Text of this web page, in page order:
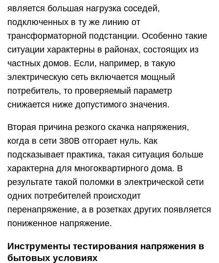
является большая нагрузка соседей,
подключенных в ту же линию от
трансформаторной подстанции. Особенно такие
ситуации характерны в районах, состоящих из
частных домов. Если, например, в такую
электрическую сеть включается мощный
потребитель, то проверяемый параметр
снижается ниже допустимого значения.
Вторая причина резкого скачка напряжения,
когда в сети 380В отгорает нуль. Как
подсказывает практика, такая ситуация больше
характерна для многоквартирного дома. В
результате такой поломки в электрической сети
одних потребителей происходит
перенапряжение, а в розетках других появляется
пониженное напряжение.
Инструменты тестирования напряжения в
бытовых условиях